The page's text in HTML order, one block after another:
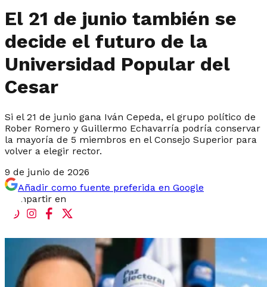
El 21 de junio también se
decide el futuro de la
Universidad Popular del
Cesar
Si el 21 de junio gana Iván Cepeda, el grupo político de
Rober Romero y Guillermo Echavarría podría conservar
la mayoría de 5 miembros en el Consejo Superior para
volver a elegir rector.
9 de junio de 2026
Añadir como fuente preferida en Google
Compartir en